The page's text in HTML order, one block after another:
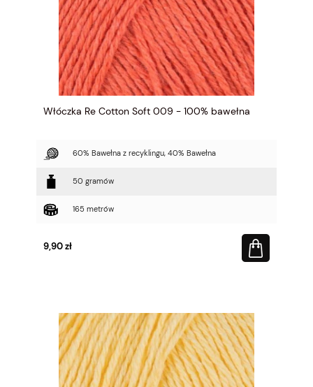
Włóczka Re Cotton Soft 009 - 100% bawełna
60% Bawełna z recyklingu, 40% Bawełna
50 gramów
165 metrów
9,90 zł